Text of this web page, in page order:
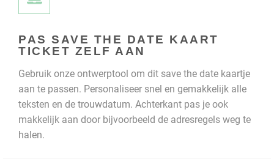
PAS SAVE THE DATE KAART
TICKET ZELF AAN
Gebruik onze ontwerptool om dit save the date kaartje
aan te passen. Personaliseer snel en gemakkelijk alle
teksten en de trouwdatum. Achterkant pas je ook
makkelijk aan door bijvoorbeeld de adresregels weg te
halen.